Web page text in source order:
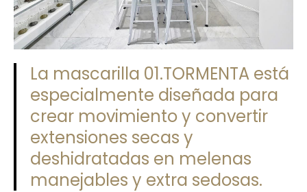
La mascarilla 01.TORMENTA está
especialmente diseñada para
crear movimiento y convertir
extensiones secas y
deshidratadas en melenas
manejables y extra sedosas.